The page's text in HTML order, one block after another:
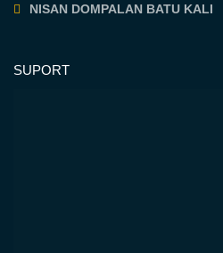
NISAN DOMPALAN BATU KALI
SUPORT